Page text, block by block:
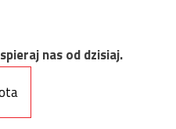
nas od dzisiaj.